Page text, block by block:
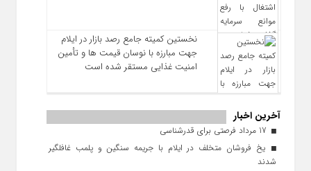
نخستین کمیته جامع رصد بازار در ایلام
جهت مبارزه با نوسان قیمت‌ ها و تأمین
امنیت غذایی مستقر شده است
آخرین اخبار
یخ‌ فروشان متخلف در ایلام با جریمه سنگین و پلمب غافلگیر
شدند